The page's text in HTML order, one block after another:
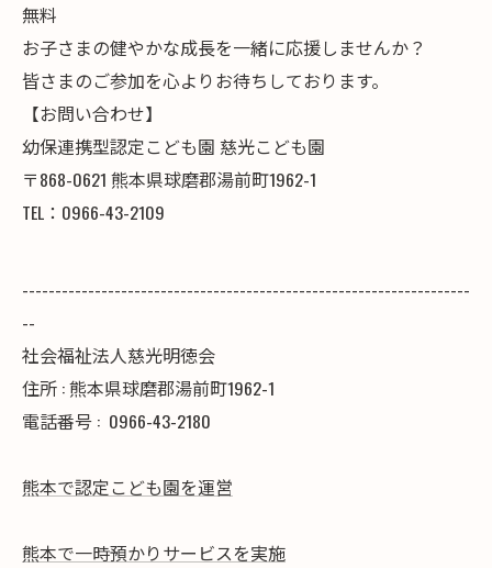
無料
お子さまの健やかな成長を一緒に応援しませんか？
皆さまのご参加を心よりお待ちしております。
【お問い合わせ】
幼保連携型認定こども園 慈光こども園
〒868-0621 熊本県球磨郡湯前町1962-1
TEL：0966-43-2109
--------------------------------------------------------------------
--
社会福祉法人慈光明徳会
住所 : 熊本県球磨郡湯前町1962-1
電話番号 : 0966-43-2180
熊本で認定こども園を運営
熊本で一時預かりサービスを実施